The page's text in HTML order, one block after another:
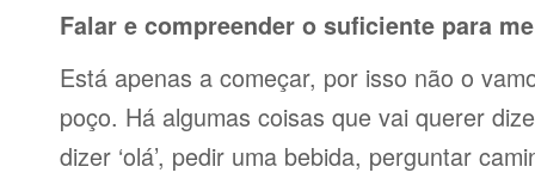
Falar e compreender o suficiente para
Está apenas a começar, por isso não o
poço. Há algumas coisas que vai querer
dizer ‘olá’, pedir uma bebida, perguntar